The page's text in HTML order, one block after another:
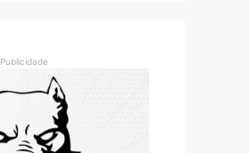
Publicidade